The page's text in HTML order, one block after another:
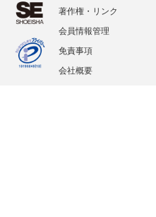
著作権・リンク
会員情報管理
免責事項
会社概要